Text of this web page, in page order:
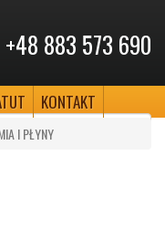
+48 883 573 690
KONTAKT
I PŁYNY